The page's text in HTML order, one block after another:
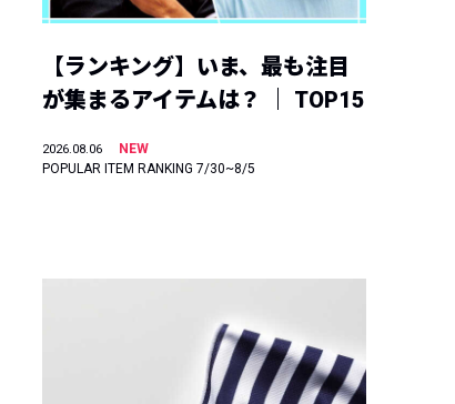
【ランキング】いま、最も注目
が集まるアイテムは？ ｜ TOP15
2026.08.06
NEW
POPULAR ITEM RANKING 7/30~8/5